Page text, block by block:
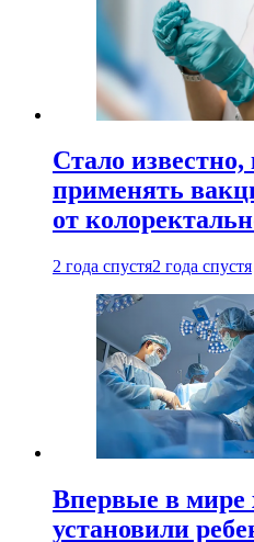
Стало
применять
от
2 года спустя2 года спустя
Впервые в мире
установили